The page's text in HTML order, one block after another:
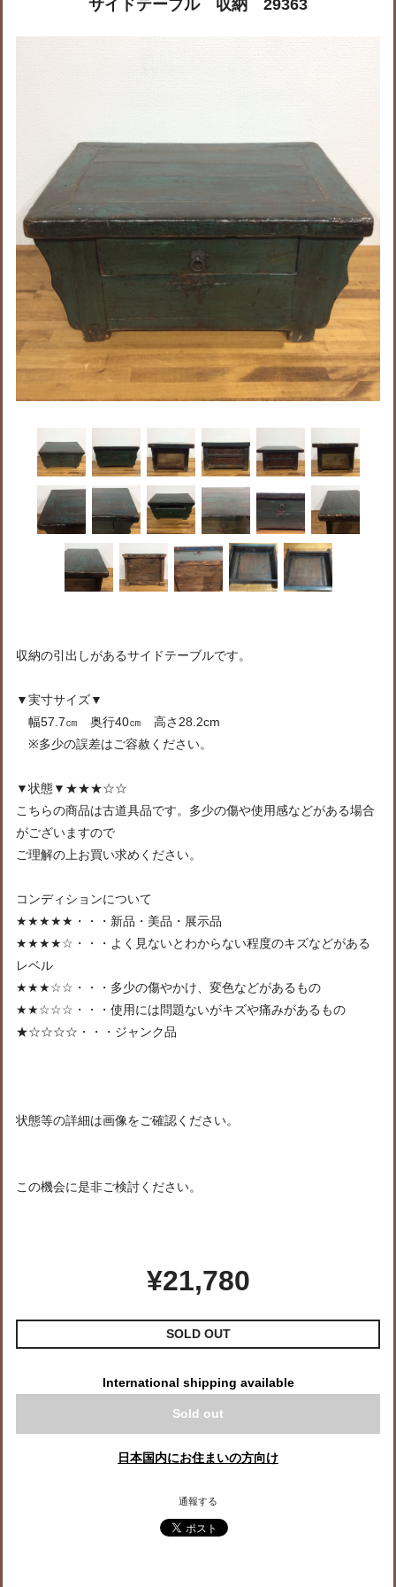
サイドテーブル 収納 29363
収納の引出しがあるサイドテーブルです。
▼実寸サイズ▼
幅57.7㎝ 奥行40㎝ 高さ28.2cm
※多少の誤差はご容赦ください。
▼状態▼★★★☆☆
こちらの商品は古道具品です。多少の傷や使用感などがある場合
がございますので
ご理解の上お買い求めください。
コンディションについて
★★★★★・・・新品・美品・展示品
★★★★☆・・・よく見ないとわからない程度のキズなどがある
レベル
★★★☆☆・・・多少の傷やかけ、変色などがあるもの
★★☆☆☆・・・使用には問題ないがキズや痛みがあるもの
★☆☆☆☆・・・ジャンク品
状態等の詳細は画像をご確認ください。
この機会に是非ご検討ください。
¥21,780
SOLD OUT
International shipping available
Sold out
日本国内にお住まいの方向け
通報する